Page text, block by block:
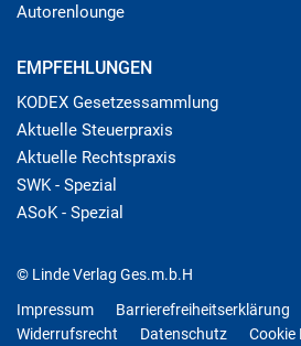
Autorenlounge
EMPFEHLUNGEN
KODEX Gesetzessammlung
Aktuelle Steuerpraxis
Aktuelle Rechtspraxis
SWK - Spezial
ASoK - Spezial
© Linde Verlag Ges.m.b.H
Impressum
Barrierefreiheitserklärung
Widerrufsrecht
Datenschutz Cookie